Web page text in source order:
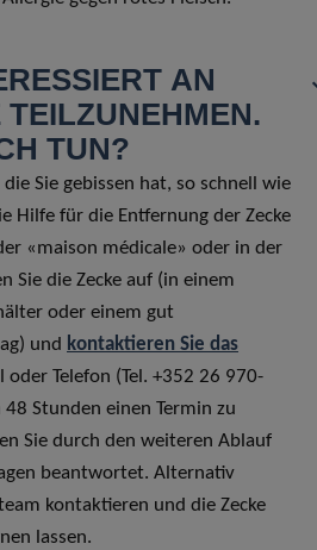
AN
TEILZUNEHMEN.
TUN?
die Sie gebissen hat, so schnell wie
Hilfe für die Entfernung der Zecke
«maison médicale» oder in der
Sie die Zecke auf (in einem
oder einem gut
und kontaktieren Sie das
oder Telefon (Tel. +352 26 970-
Stunden einen Termin zu
Sie durch den weiteren Ablauf
beantwortet. Alternativ
kontaktieren und die Zecke
lassen.